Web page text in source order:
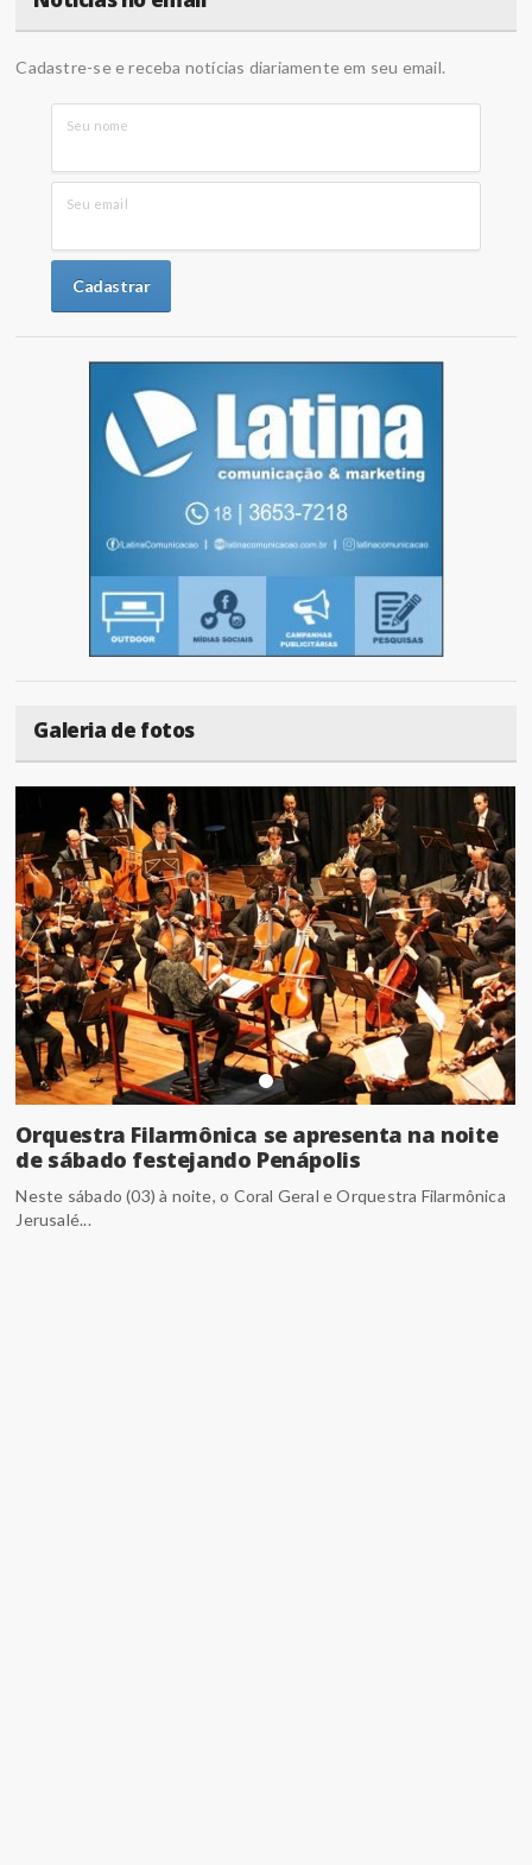
Cadastre-se e receba notícias diariamente em seu email.
Seu nome
Seu email
Galeria de fotos
Orquestra Filarmônica se apresenta na noite
de sábado festejando Penápolis
Neste sábado (03) à noite, o Coral Geral e Orquestra Filarmônica
Jerusalé...